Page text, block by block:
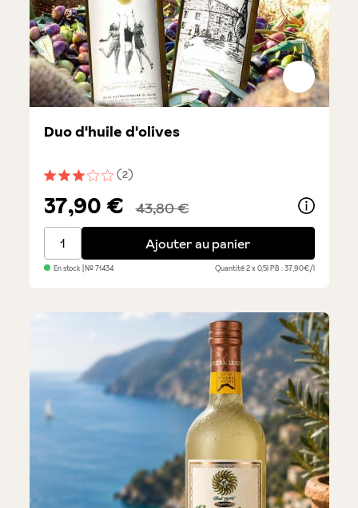
Note moyenne de 3 sur 5 étoiles
(2)
Duo d'huile d'olives
37,90 € 43,80 €
Duo d'huile d'olivesAjouter au panier
En stock | №71434 Quantité2 x 0,5lPB : 37,90€/l